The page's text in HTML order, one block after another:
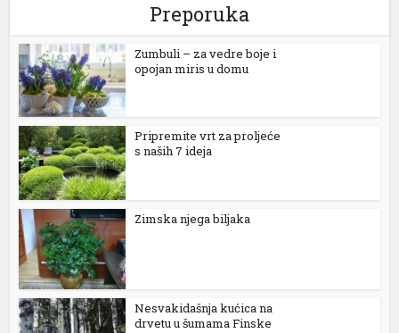
Preporuka
Zumbuli – za vedre boje i
opojan miris u domu
Pripremite vrt za proljeće
s naših 7 ideja
Zimska njega biljaka
Nesvakidašnja kućica na
drvetu u šumama Finske